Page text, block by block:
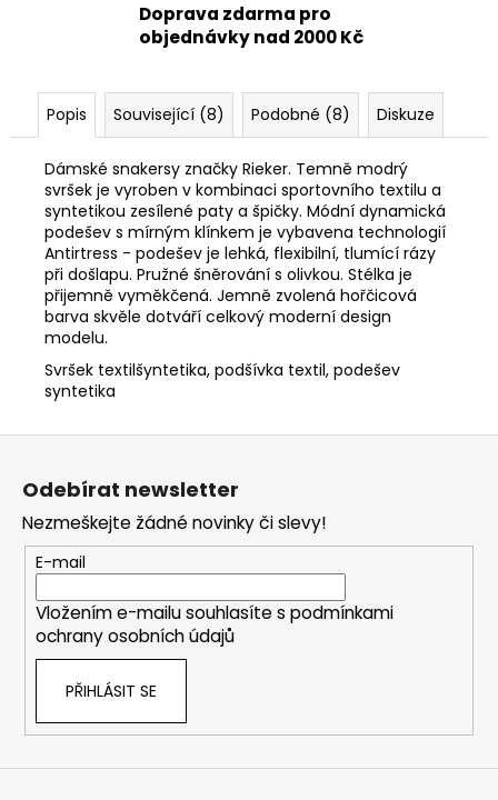
Doprava zdarma pro
objednávky nad 2000 Kč
Popis Související (8) Podobné (8) Diskuze
Dámské snakersy značky Rieker. Temně modrý
svršek je vyroben v kombinaci sportovního textilu a
syntetikou zesílené paty a špičky. Módní dynamická
podešev s mírným klínkem je vybavena technologií
Antirtress - podešev je lehká, flexibilní, tlumící rázy
při došlapu. Pružné šněrování s olivkou. Stélka je
přijemně vyměkčená. Jemně zvolená hořčicová
barva skvěle dotváří celkový moderní design
modelu.
Svršek textilšyntetika, podšívka textil, podešev
syntetika
Z
Odebírat newsletter
Nezmeškejte žádné novinky či slevy!
E-mail
Vložením e-mailu souhlasíte s podmínkami
ochrany osobních údajů
PŘIHLÁSIT SE